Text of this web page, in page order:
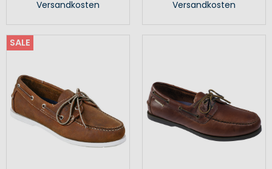
Versandkosten
Versandkosten
SALE